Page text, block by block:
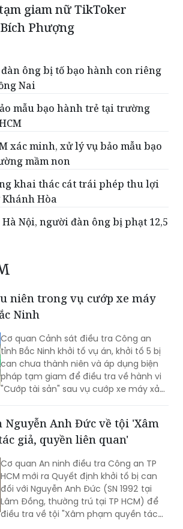
giam nữ TikToker
Phượng
ông bị tố bạo hành con riêng
Nai
mẫu bạo hành trẻ tại trường
xác minh, xử lý vụ bảo mẫu bạo
mầm non
khai thác cát trái phép thu lợi
Hòa
Nội, người đàn ông bị phạt 12,5
niên trong vụ cướp xe máy
Ninh
Cơ quan Cảnh sát điều tra Công an
tỉnh Bắc Ninh khởi tố vụ án, khởi tố 5 bị
can chưa thành niên và áp dụng biện
pháp tạm giam để điều tra về hành vi
"Cướp tài sản" sau vụ cướp xe máy xảy
Nguyễn Anh Đức về tội 'Xâm
giả, quyền liên quan'
Cơ quan An ninh điều tra Công an TP
HCM mới ra Quyết định khởi tố bị can
đối với Nguyễn Anh Đức (SN 1992 tại
Lâm Đồng, thường trú tại TP HCM) để
điều tra về tội "Xâm phạm quyền tác